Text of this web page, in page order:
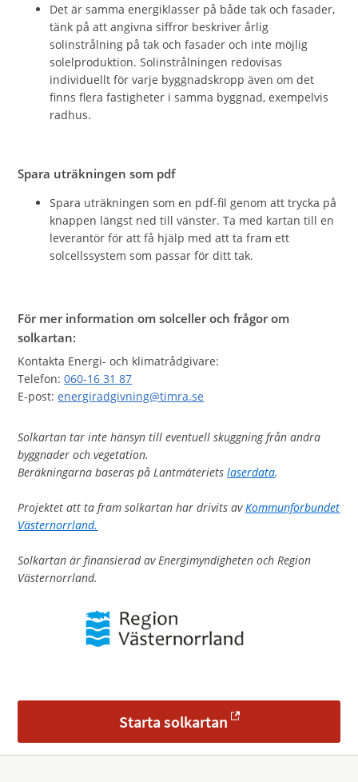
Det är samma energiklasser på både tak och fasader,
tänk på att angivna siffror beskriver årlig
solinstrålning på tak och fasader och inte möjlig
solelproduktion. Solinstrålningen redovisas
individuellt för varje byggnadskropp även om det
finns flera fastigheter i samma byggnad, exempelvis
radhus.
Spara uträkningen som pdf
Spara uträkningen som en pdf-fil genom att trycka på
knappen längst ned till vänster. Ta med kartan till en
leverantör för att få hjälp med att ta fram ett
solcellssystem som passar för ditt tak.
För mer information om solceller och frågor om
solkartan:
Kontakta Energi- och klimatrådgivare:
Telefon:060-16 31 87
E-post:energiradgivning@timra.se
Solkartan tar inte hänsyn till eventuell skuggning från andra
byggnader och vegetation.
Beräkningarna baseras på Lantmäterietslaserdata.
Projektet att ta fram solkartan har drivits avKommunförbundet
Västernorrland.
Solkartan är finansierad av Energimyndigheten och Region
Västernorrland.
Starta solkartan